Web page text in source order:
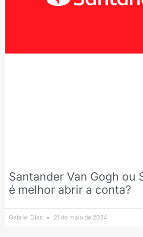
Santander Van Gogh ou
é melhor abrir a conta?
Gabriel Dias 21 de maio de 2024